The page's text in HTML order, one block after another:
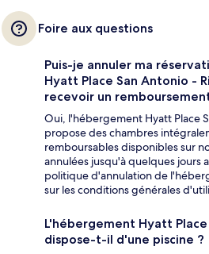
Foire aux questions
Puis-je annuler ma
Hyatt Place San Antonio -
recevoir un
Oui, l'hébergement Hyatt Place
propose des chambres
remboursables disponibles sur
annulées jusqu'à quelques jours
politique d'annulation de
sur les conditions générales
L'hébergement Hyatt
dispose-t-il d'une piscine ?